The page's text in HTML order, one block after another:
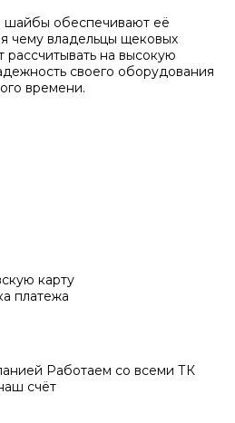
шайбы обеспечивают её
чему владельцы щековых
на высокую
своего оборудования
времени.
карту
платежа
Работаем со всеми ТК
счёт